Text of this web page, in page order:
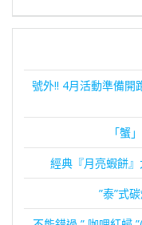
覽
號外!! 4月活動準備開
「蟹
經典『月亮蝦餅
”泰”式